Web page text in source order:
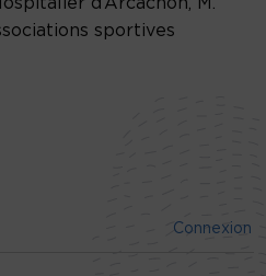
sportives
Connexion